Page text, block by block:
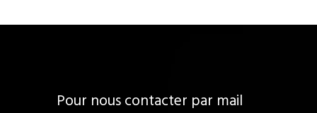
Pour nous contacter par mail